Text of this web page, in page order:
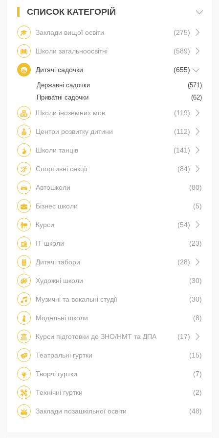
СПИСОК КАТЕГОРІЙ
Заклади вищої освіти (275)
Школи загальноосвітні (589)
Дитячі садочки (655)
Державні садочки
(571)
Приватні садочки
(62)
Школи іноземних мов (119)
Центри розвитку дитини (112)
Школи танців (141)
Спортивні секції (84)
Автошколи (80)
Бізнес школи (5)
Курси (54)
IT школи (23)
Дитячі табори (28)
Художні школи (30)
Музичні та вокальні студії (30)
Модельні школи (8)
Курси підготовки до ЗНО/НМТ та ДПА (17)
Театральні гуртки (15)
Творчі гуртки (7)
Технічні гуртки (2)
Заклади позашкільної освіти (48)